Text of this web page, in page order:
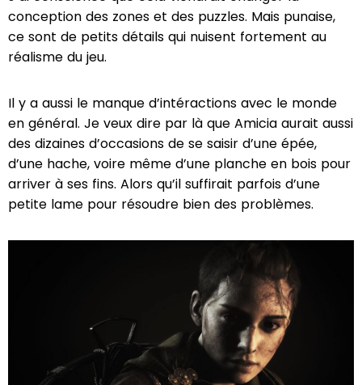
conception des zones et des puzzles. Mais punaise,
ce sont de petits détails qui nuisent fortement au
réalisme du jeu.
Il y a aussi le manque d’intéractions avec le monde
en général. Je veux dire par là que Amicia aurait aussi
des dizaines d’occasions de se saisir d’une épée,
d’une hache, voire même d’une planche en bois pour
arriver à ses fins. Alors qu’il suffirait parfois d’une
petite lame pour résoudre bien des problèmes.